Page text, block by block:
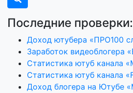
Последние проверки:
Доход ютубера «ПРО100
Заработок видеоблогера
Статистика ютуб канала
Статистика ютуб канала
Доход блогера на Ютубе